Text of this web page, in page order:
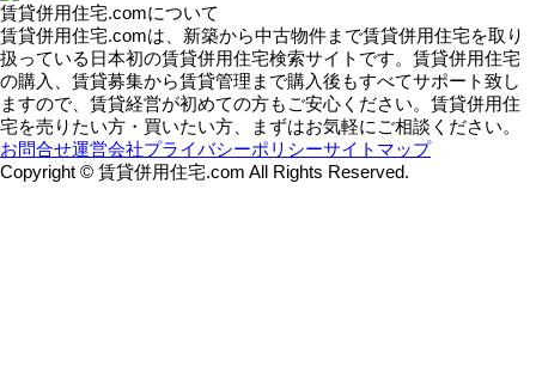
賃貸併用住宅.comについて
賃貸併用住宅.comは、新築から中古物件まで賃貸併用住宅を取り
扱っている日本初の賃貸併用住宅検索サイトです。賃貸併用住宅
の購入、賃貸募集から賃貸管理まで購入後もすべてサポート致し
ますので、賃貸経営が初めての方もご安心ください。賃貸併用住
宅を売りたい方・買いたい方、まずはお気軽にご相談ください。
お問合せ運営会社プライバシーポリシーサイトマップ
Copyright © 賃貸併用住宅.com All Rights Reserved.